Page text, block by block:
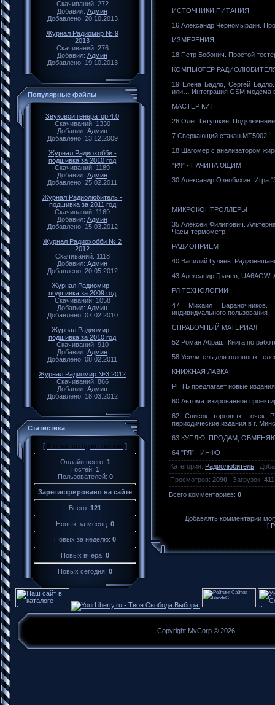
Скачиваний: 272
Добавил: Админ
Добавлено: 20.10.2013
Журнал Радиомир № 9
2013
Скачиваний: 276
Добавил: Админ
Добавлено: 19.10.2013
Популярные файлы
Звуковой генератор 4.0
Скачиваний: 1330
Добавил: Админ
Добавлено: 13.12.2009
Журнал Радиохобби -
подшивка за 2010 год
Скачиваний: 1189
Добавил: Админ
Добавлено: 25.02.2011
Журнал Радиолюбитель -
подшивка за 2011 год
Скачиваний: 1169
Добавил: Админ
Добавлено: 15.03.2012
Журнал Радиохобби № 2
2012
Скачиваний: 1118
Добавил: Админ
Добавлено: 20.05.2012
Журнал Радиомир -
подшивка за 2009 год
Скачиваний: 1058
Добавил: Админ
Добавлено: 07.02.2010
Журнал Радиомир -
подшивка за 2010 год
Скачиваний: 910
Добавил: Админ
Добавлено: 08.02.2011
Журнал Радиомир №3 2012
Скачиваний: 866
Добавил: Админ
Добавлено: 18.03.2012
Статистика
[ Кто нас сегодня посетил ]
Онлайн всего: 1
Гостей: 1
Пользователей: 0
Зарегистрировано на сайте
Всего: 121
Новых за месяц: 0
Новых за неделю: 0
Новых вчера: 0
Новых сегодня: 0
ИСТОЧНИКИ ПИТАНИЯ
16 Александр Черномырдин.
ИЗМЕРЕНИЯ
18 Петр Бобонич. Простой
КОМПЬЮТЕР
19 Елена Бадло, Сергей
или… Интеграция GSM модема
МАСТЕР КИТ
26 Олег Тётушкин.
7 Сверкающий стакан MT5002
18 Шагомер с анализатором
"РЛ” - НАЧИНАЮЩИМ
30 Александр Ознобихин. Игра
МИКРОКОНТРОЛЛЕРЫ
35 Алексей Филипович.
Часы-термометр
РАДИОПРИЕМ
40 Василий Гуляев.
43 Александр Грачев,
РЛ ТЕХНОЛОГИИ
47 Михаил Бараночников.
индивидуального пользования
СПРАВОЧНЫЙ МАТЕРИАЛ
52 Роман Абраш. Книга по
58 Усилитель для головных
КНИЖНАЯ ЛАВКА
РНТБ предлагает новые издания
60 Автоматизированное
62 Список торговых точек
периодические издания в г.
63 КУПЛЮ, ПРОДАМ,
64 "РЛ” - ИНФО
Категория: Радиолюбитель |
Просмотров: 2090 | Загрузок: 411
Всего комментариев: 0
Добавлять комментарии
[
Copyright MyCorp © 2026